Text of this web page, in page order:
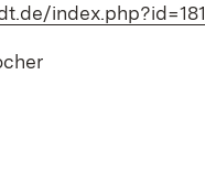
index.php?id=181